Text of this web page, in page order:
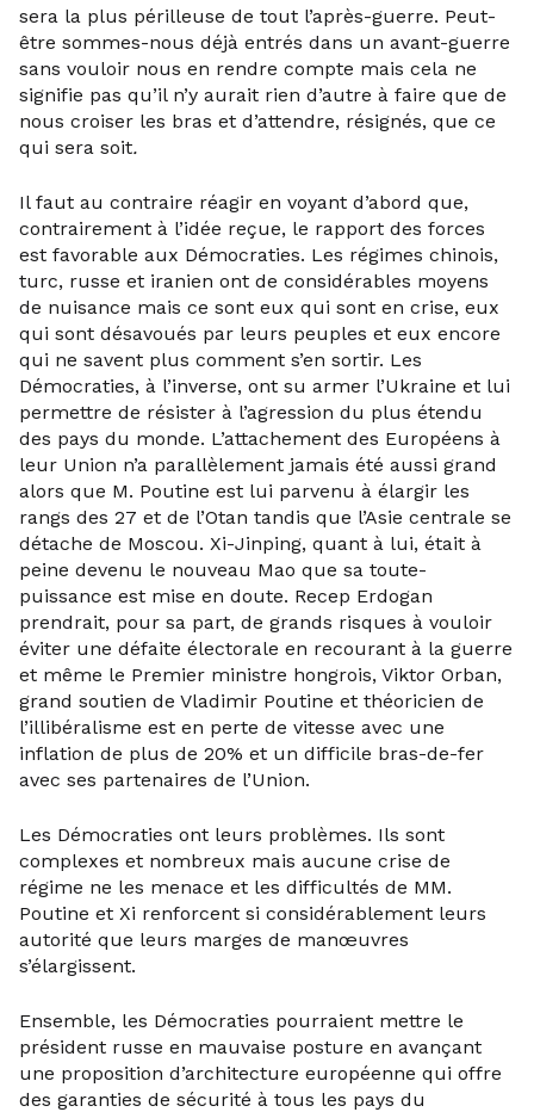
sera la plus périlleuse de tout l’après-guerre. Peut-
être sommes-nous déjà entrés dans un avant-guerre
sans vouloir nous en rendre compte mais cela ne
signifie pas qu’il n’y aurait rien d’autre à faire que de
nous croiser les bras et d’attendre, résignés, que ce
qui sera soit.
Il faut au contraire réagir en voyant d’abord que,
contrairement à l’idée reçue, le rapport des forces
est favorable aux Démocraties. Les régimes chinois,
turc, russe et iranien ont de considérables moyens
de nuisance mais ce sont eux qui sont en crise, eux
qui sont désavoués par leurs peuples et eux encore
qui ne savent plus comment s’en sortir. Les
Démocraties, à l’inverse, ont su armer l’Ukraine et lui
permettre de résister à l’agression du plus étendu
des pays du monde. L’attachement des Européens à
leur Union n’a parallèlement jamais été aussi grand
alors que M. Poutine est lui parvenu à élargir les
rangs des 27 et de l’Otan tandis que l’Asie centrale se
détache de Moscou. Xi-Jinping, quant à lui, était à
peine devenu le nouveau Mao que sa toute-
puissance est mise en doute. Recep Erdogan
prendrait, pour sa part, de grands risques à vouloir
éviter une défaite électorale en recourant à la guerre
et même le Premier ministre hongrois, Viktor Orban,
grand soutien de Vladimir Poutine et théoricien de
l’illibéralisme est en perte de vitesse avec une
inflation de plus de 20% et un difficile bras-de-fer
avec ses partenaires de l’Union.
Les Démocraties ont leurs problèmes. Ils sont
complexes et nombreux mais aucune crise de
régime ne les menace et les difficultés de MM.
Poutine et Xi renforcent si considérablement leurs
autorité que leurs marges de manœuvres
s’élargissent.
Ensemble, les Démocraties pourraient mettre le
président russe en mauvaise posture en avançant
une proposition d’architecture européenne qui offre
des garanties de sécurité à tous les pays du